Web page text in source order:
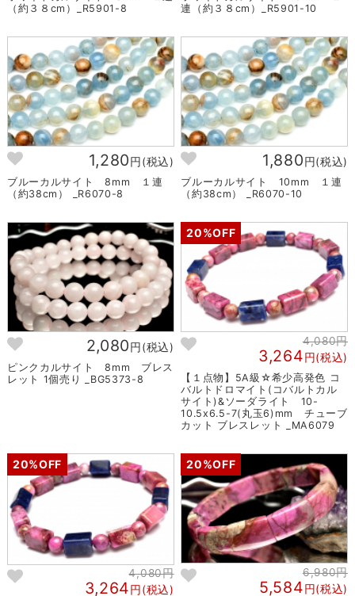
（約３８cm）_R5901-8
連（約３８cm）_R5901-10
1,280円(税込)
ブルーカルサイト 8mm １連
（約38cm） _R6070-8
1,880円(税込)
ブルーカルサイト 10mm １連
（約38cm） _R6070-10
2,080円(税込)
ピンクカルサイト 8mm ブレス
レット 1個売り _BG5373-8
20%OFF
4,080円
3,264円(税込)
【１点物】5A級☆希少高発色 コ
バルトドロマイト(コバルトカル
サイト)&ソーダライト 10-
10.5x6.5-7(丸玉6)mm チューブ
カット ブレスレット _MA6079
20%OFF
4,080円
3,264円(税込)
20%OFF
6,980円
5,584円(税込)